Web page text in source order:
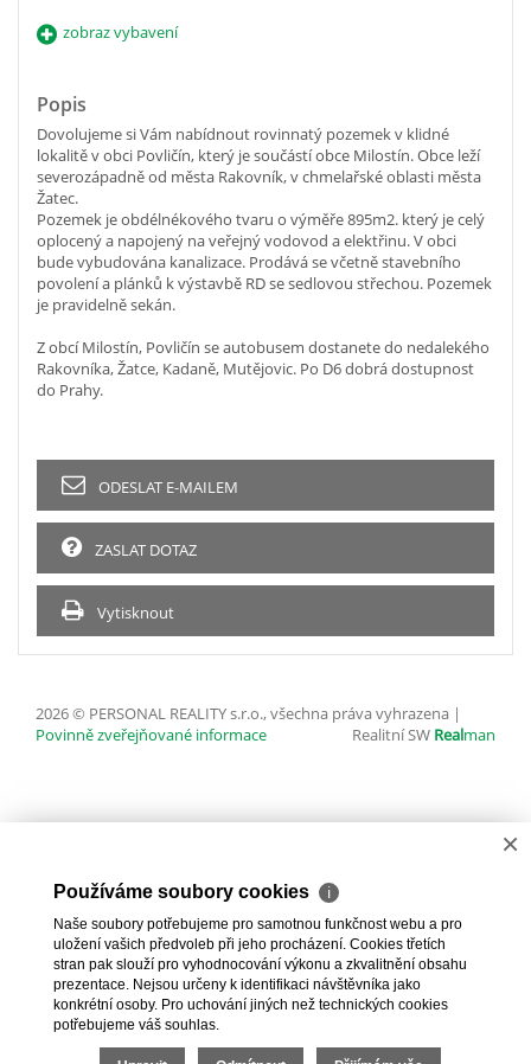
zobraz vybavení
Popis
Dovolujeme si Vám nabídnout rovinnatý pozemek v klidné
lokalitě v obci Povličín, který je součástí obce Milostín. Obce leží
severozápadně od města Rakovník, v chmelařské oblasti města
Žatec.
Pozemek je obdélnékového tvaru o výměře 895m2. který je celý
oplocený a napojený na veřejný vodovod a elektřinu. V obci
bude vybudována kanalizace. Prodává se včetně stavebního
povolení a plánků k výstavbě RD se sedlovou střechou. Pozemek
je pravidelně sekán.
Z obcí Milostín, Povličín se autobusem dostanete do nedalekého
Rakovníka, Žatce, Kadaně, Mutějovic. Po D6 dobrá dostupnost
do Prahy.
ODESLAT E-MAILEM
ZASLAT DOTAZ
Vytisknout
2026 © PERSONAL REALITY s.r.o., všechna práva vyhrazena |
Povinně zveřejňované informace
Realitní SW Realman
×
Používáme soubory cookies ℹ
Naše soubory potřebujeme pro samotnou funkčnost webu a pro
uložení vašich předvoleb při jeho procházení. Cookies třetích
stran pak slouží pro vyhodnocování výkonu a zkvalitnění obsahu
prezentace. Nejsou určeny k identifikaci návštěvníka jako
konkrétní osoby. Pro uchování jiných než technických cookies
potřebujeme váš souhlas.